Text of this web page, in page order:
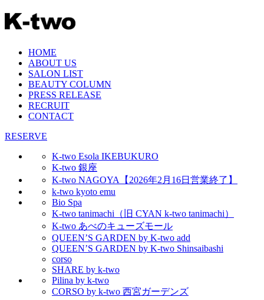
HOME
ABOUT US
SALON LIST
BEAUTY COLUMN
PRESS RELEASE
RECRUIT
CONTACT
RESERVE
K-two Esola IKEBUKURO
K-two 銀座
K-two NAGOYA【2026年2月16日営業終了】
k-two kyoto emu
Bio Spa
K-two tanimachi（旧 CYAN k-two tanimachi）
K-two あべのキューズモール
QUEEN’S GARDEN by K-two add
QUEEN’S GARDEN by K-two Shinsaibashi
corso
SHARE by k-two
Pilina by k-two
CORSO by k-two 西宮ガーデンズ